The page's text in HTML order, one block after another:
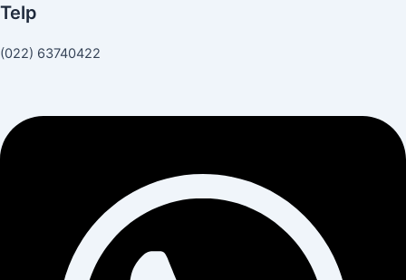
Telp
(022) 63740422